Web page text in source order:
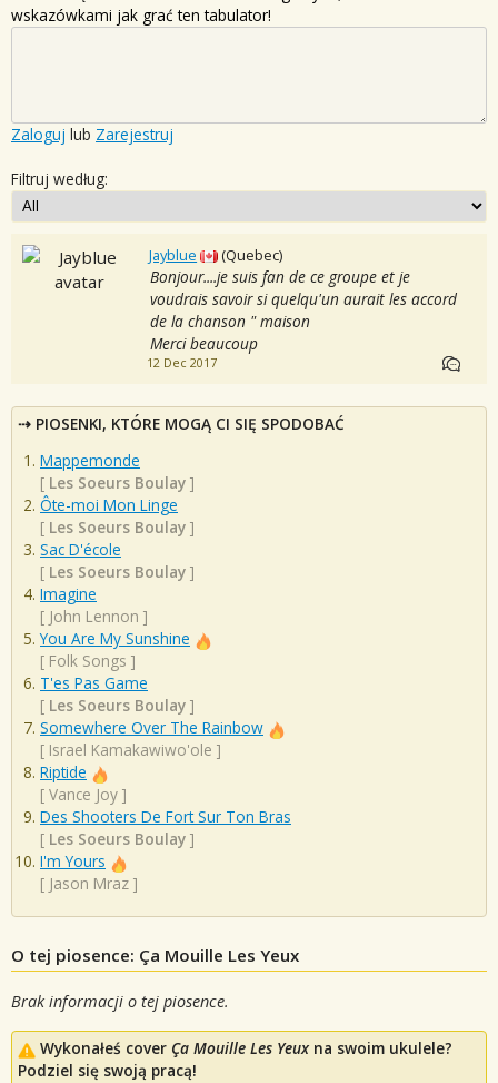
wskazówkami jak grać ten tabulator!
Zaloguj lub Zarejestruj
Filtruj według:
Jayblue (Quebec)
Bonjour....je suis fan de ce groupe et je
voudrais savoir si quelqu'un aurait les accord
de la chanson " maison
Merci beaucoup
12 Dec 2017
PIOSENKI, KTÓRE MOGĄ CI SIĘ SPODOBAĆ
Mappemonde
[ Les Soeurs Boulay ]
Ôte-moi Mon Linge
[ Les Soeurs Boulay ]
Sac D'école
[ Les Soeurs Boulay ]
Imagine
[ John Lennon ]
You Are My Sunshine
[ Folk Songs ]
T'es Pas Game
[ Les Soeurs Boulay ]
Somewhere Over The Rainbow
[ Israel Kamakawiwo'ole ]
Riptide
[ Vance Joy ]
Des Shooters De Fort Sur Ton Bras
[ Les Soeurs Boulay ]
I'm Yours
[ Jason Mraz ]
O tej piosence: Ça Mouille Les Yeux
Brak informacji o tej piosence.
Wykonałeś cover Ça Mouille Les Yeuxna swoim ukulele?
Podziel się swoją pracą!